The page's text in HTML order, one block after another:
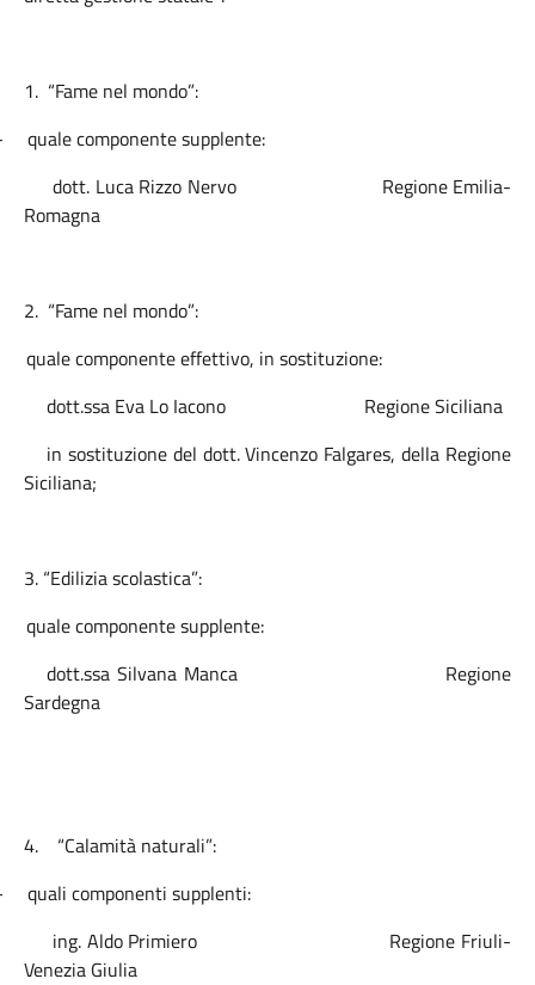
1. “Fame nel mondo”:
quale componente supplente:
dott. Luca Rizzo Nervo
Regione Emilia-
Romagna
2. “Fame nel mondo”:
quale componente effettivo, in sostituzione:
dott.ssa Eva Lo Iacono
Regione Siciliana
in sostituzione del dott. Vincenzo Falgares, della Regione
Siciliana;
3. “Edilizia scolastica”:
componente supplente:
dott.ssa Silvana Manca Regione
Sardegna
4. “Calamità naturali”:
quali componenti supplenti:
ing. Aldo Primiero Regione Friuli-
Venezia Giulia